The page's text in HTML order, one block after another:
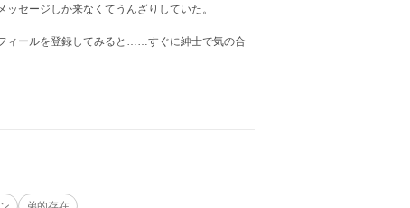
セージしか来なくてうんざりしていた。
ィールを登録してみると……すぐに紳士で気の合